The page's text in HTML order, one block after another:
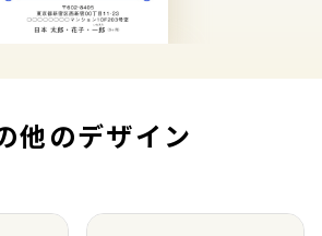
他のデザイン